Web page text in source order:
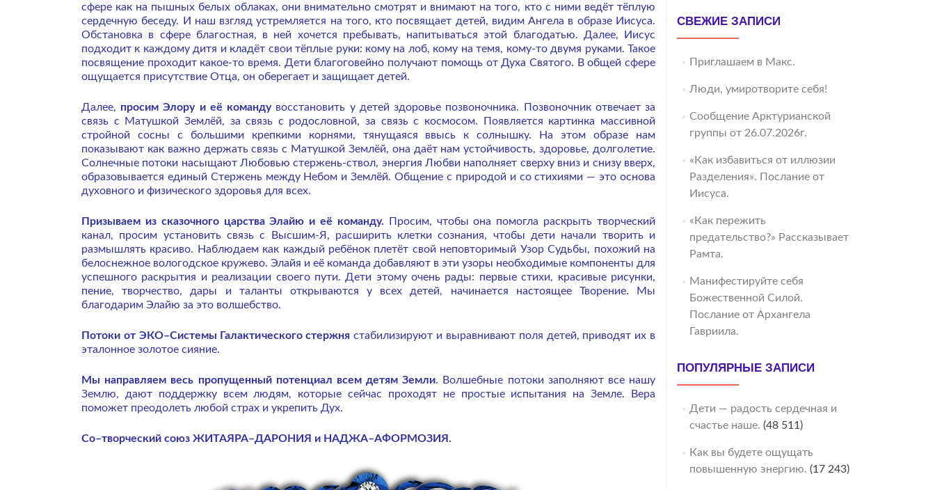
сфере как на пышных белых облаках, они внимательно смотрят и внимают на того, кто с ними ведёт тёплую
сердечную беседу. И наш взгляд устремляется на того, кто посвящает детей, видим Ангела в образе Иисуса.
Обстановка в сфере благостная, в ней хочется пребывать, напитываться этой благодатью. Далее, Иисус
подходит к каждому дитя и кладёт свои тёплые руки: кому на лоб, кому на темя, кому-то двумя руками. Такое
посвящение проходит какое-то время. Дети благоговейно получают помощь от Духа Святого. В общей сфере
ощущается присутствие Отца, он оберегает и защищает детей.
Далее, просим Элору и её командувосстановить у детей здоровье позвоночника. Позвоночник отвечает за
связь с Матушкой Землёй, за связь с родословной, за связь с космосом. Появляется картинка массивной
стройной сосны с большими крепкими корнями, тянущаяся ввысь к солнышку. На этом образе нам
показывают как важно держать связь с Матушкой Землёй, она даёт нам устойчивость, здоровье, долголетие.
Солнечные потоки насыщают Любовью стержень-ствол, энергия Любви наполняет сверху вниз и снизу вверх,
образовывается единый Стержень между Небом и Землёй. Общение с природой и со стихиями — это основа
духовного и физического здоровья для всех.
Призываем из сказочного царства Элайю и её команду. Просим, чтобы она помогла раскрыть творческий
канал, просим установить связь с Высшим-Я, расширить клетки сознания, чтобы дети начали творить и
размышлять красиво. Наблюдаем как каждый ребёнок плетёт свой неповторимый Узор Судьбы, похожий на
белоснежное вологодское кружево. Элайя и её команда добавляют в эти узоры необходимые компоненты для
успешного раскрытия и реализации своего пути. Дети этому очень рады: первые стихи, красивые рисунки,
пение, творчество, дары и таланты открываются у всех детей, начинается настоящее Творение. Мы
благодарим Элайю за это волшебство.
Потоки от ЭКО–Системы Галактического стержня стабилизируют и выравнивают поля детей, приводят их в
эталонное золотое сияние.
Мы направляем весь пропущенный потенциал всем детям Земли. Волшебные потоки заполняют все нашу
Землю, дают поддержку всем людям, которые сейчас проходят не простые испытания на Земле. Вера
поможет преодолеть любой страх и укрепить Дух.
Со–творческий союз ЖИТАЯРА–ДАРОНИЯ и НАДЖА–АФОРМОЗИЯ.
СВЕЖИЕ ЗАПИСИ
Приглашаем в Макс.
Люди, умиротворите себя!
Сообщение Арктурианской
группы от 26.07.2026г.
«Как избавиться от иллюзии
Разделения». Послание от
Иисуса.
«Как пережить
предательство?» Рассказывает
Рамта.
Манифестируйте себя
Божественной Силой.
Послание от Архангела
Гавриила.
ПОПУЛЯРНЫЕ ЗАПИСИ
Дети — радость сердечная и
счастье наше. (48 511)
Как вы будете ощущать
повышенную энергию. (17 243)